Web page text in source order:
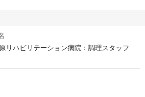
リハビリテーション病院：調理スタッフ